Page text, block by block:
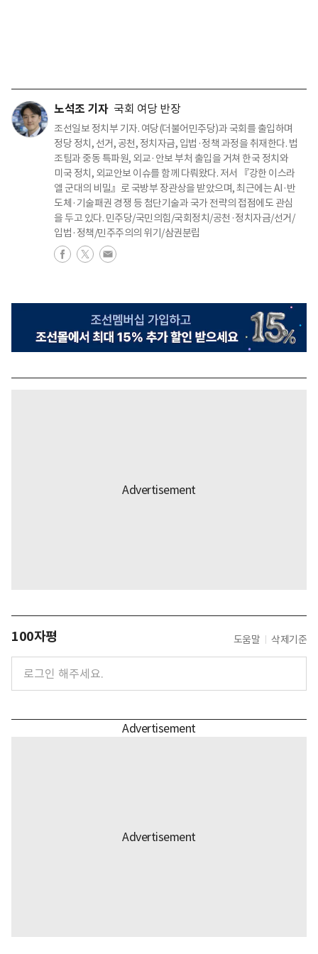
노석조 기자 국회 여당 반장
조선일보 정치부 기자. 여당(더불어민주당)과 국회를 출입하며
정당 정치, 선거, 공천, 정치자금, 입법·정책 과정을 취재한다. 법
조팀과 중동 특파원, 외교·안보 부처 출입을 거쳐 한국 정치와
미국 정치, 외교안보 이슈를 함께 다뤄왔다. 저서 『강한 이스라
엘 군대의 비밀』로 국방부 장관상을 받았으며, 최근에는 AI·반
도체·기술패권 경쟁 등 첨단기술과 국가 전략의 접점에도 관심
을 두고 있다. 민주당/국민의힘/국회정치/공천·정치자금/선거/
입법·정책/민주주의의 위기/삼권분립
100자평 도움말 삭제기준